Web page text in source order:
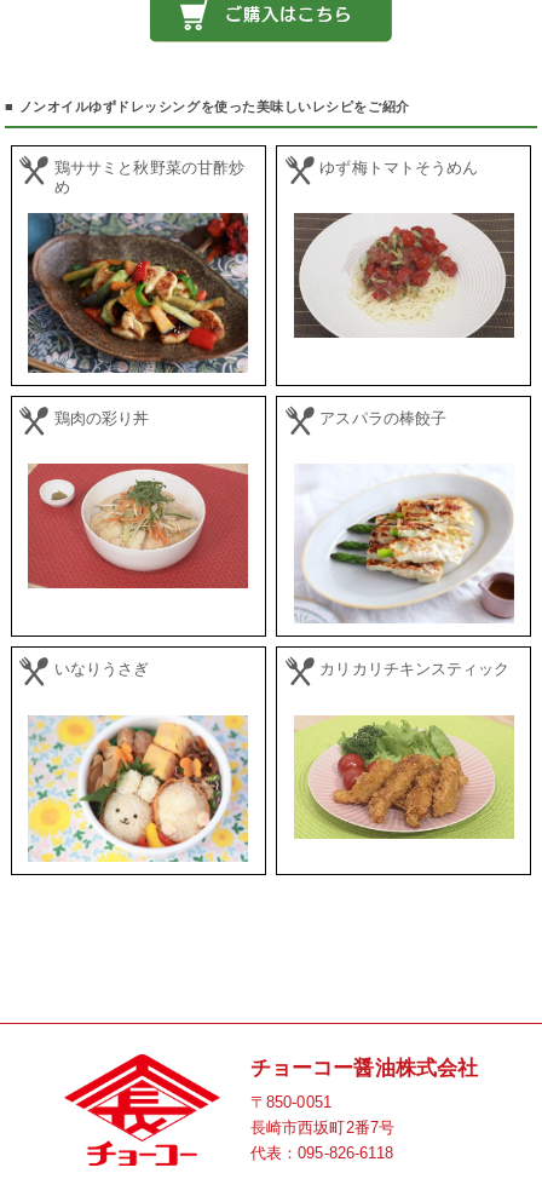
■ ノンオイルゆずドレッシングを使った美味しいレシピをご紹介
鶏ササミと秋野菜の甘酢炒
め
ゆず梅トマトそうめん
鶏肉の彩り丼 アスパラの棒餃子
いなりうさぎ カリカリチキンスティック
チョーコー醤油株式会社
〒850-0051
長崎市西坂町2番7号
代表：095-826-6118